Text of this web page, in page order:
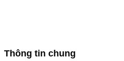
Thông tin chung